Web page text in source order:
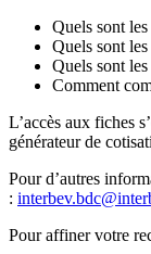
Quels sont
Quels sont
Quels sont
Comment
L’accès aux fiches
générateur de
Pour d’autres
:
Pour affiner votre